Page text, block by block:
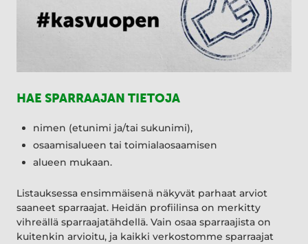
HAE SPARRAAJAN TIETOJA
nimen (etunimi ja/tai sukunimi),
osaamisalueen tai toimialaosaamisen
alueen mukaan.
Listauksessa ensimmäisenä näkyvät parhaat arviot
saaneet sparraajat. Heidän profiilinsa on merkitty
vihreällä sparraajatähdellä. Vain osaa sparraajista on
kuitenkin arvioitu, ja kaikki verkostomme sparraajat